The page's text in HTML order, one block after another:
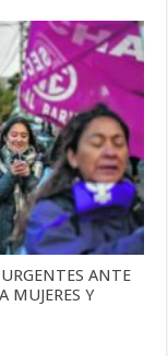
ANTE
MUJERES Y